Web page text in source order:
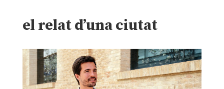
el relat d’una ciutat